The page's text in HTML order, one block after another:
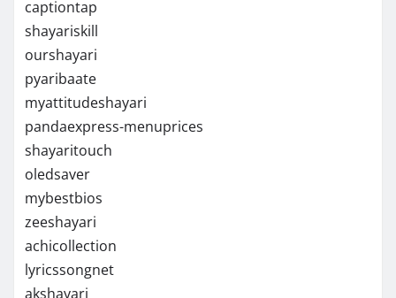
captiontap
shayariskill
ourshayari
pyaribaate
myattitudeshayari
pandaexpress-menuprices
shayaritouch
oledsaver
mybestbios
zeeshayari
achicollection
lyricssongnet
akshayari